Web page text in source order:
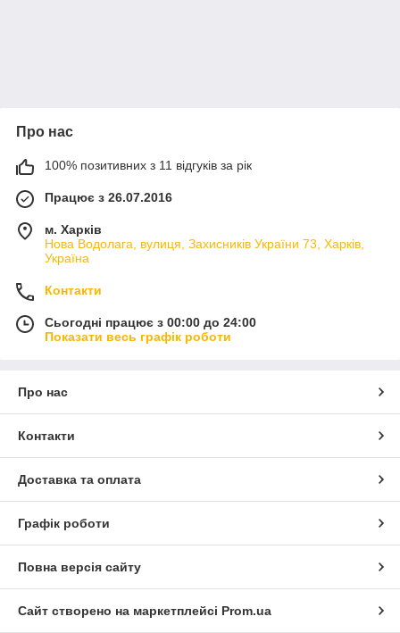
Про нас
100% позитивних з 11 відгуків за рік
Працює з 26.07.2016
м. Харків
Нова Водолага, вулиця, Захисників України 73, Харків,
Україна
Контакти
Сьогодні працює з 00:00 до 24:00
Показати весь графік роботи
Про нас
Контакти
Доставка та оплата
Графік роботи
Повна версія сайту
Сайт створено на маркетплейсі Prom.ua